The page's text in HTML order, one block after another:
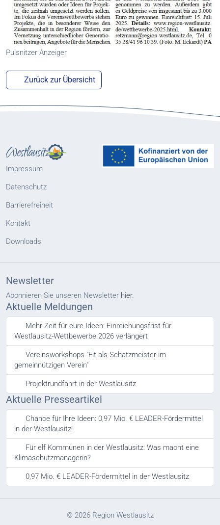
Pulsnitzer Anzeiger
Zurück zur Übersicht
Impressum
Datenschutz
Barrierefreiheit
Kontakt
Downloads
Newsletter
Abonnieren Sie unseren Newsletter hier.
Aktuelle Meldungen
Mehr Zeit für eure Ideen: Einreichungsfrist für
Westlausitz-Wettbewerbe 2026 verlängert
Vereinsworkshops "Fit als Schatzmeister im
gemeinnützigen Verein"
Projektrundfahrt in der Westlausitz
Aktuelle Presseartikel
Chance für Ihre Ideen: 0,97 Mio. € LEADER-Fördermittel
in der Westlausitz!
Für elf Kommunen in der Westlausitz: Was macht eine
Klimaschutzmanagerin?
0,97 Mio. € LEADER-Fördermittel in der Westlausitz
© 2026 Region Westlausitz